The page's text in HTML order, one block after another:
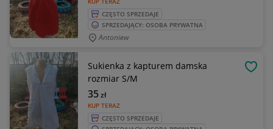
CZĘSTO SPRZEDAJE
SPRZEDAJĄCY: OSOBA PRYWATNA
Antoniew
Sukienka z kapturem damska
rozmiar S/M
KUP TERAZ
35zł
CZĘSTO SPRZEDAJE